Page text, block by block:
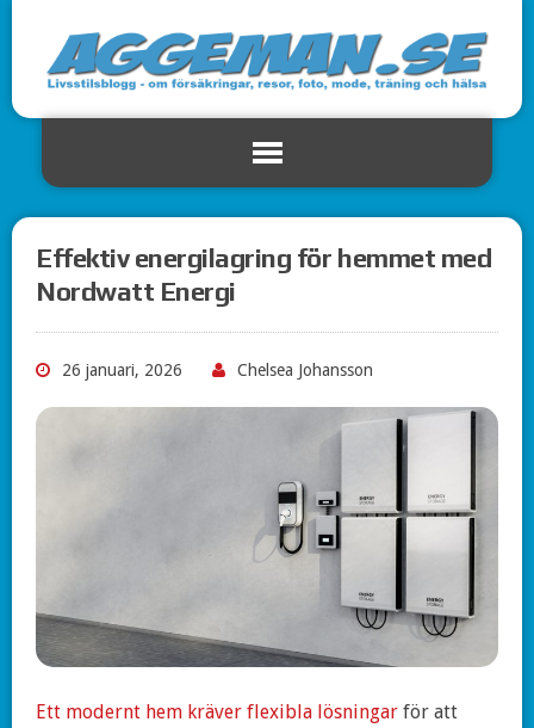
Effektiv energilagring för hemmet med
Nordwatt Energi
26 januari, 2026 Chelsea Johansson
Ett modernt hem kräver flexibla lösningar för att